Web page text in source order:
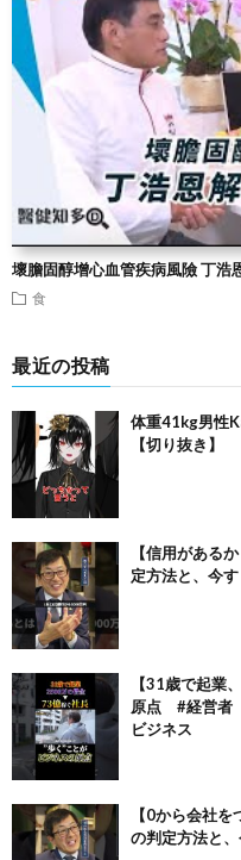
壞膽固醇增心血管疾病風險 丁浩
食
最近の投稿
体重41kg男性
【切り抜き】
【信用がある
定方法と、今
【31歳で起業
原点 #経営
ビジネス
【0から会社
の判定方法と